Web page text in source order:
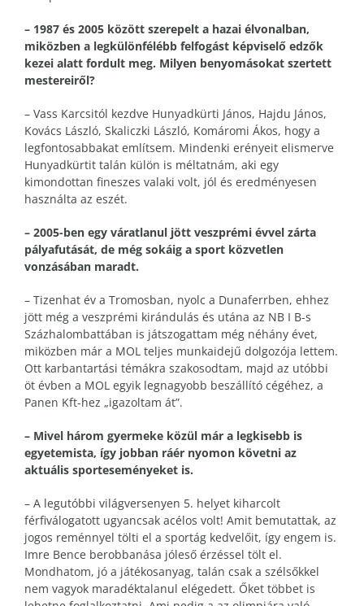
– 1987 és 2005 között szerepelt a hazai élvonalban,
miközben a legkülönfélébb felfogást képviselő edzők
kezei alatt fordult meg. Milyen benyomásokat szertett
mestereiről?
– Vass Karcsitól kezdve Hunyadkürti János, Hajdu János,
Kovács László, Skaliczki László, Komáromi Ákos, hogy a
legfontosabbakat említsem. Mindenki erényeit elismerve
Hunyadkürtit talán külön is méltatnám, aki egy
kimondottan fineszes valaki volt, jól és eredményesen
használta az eszét.
– 2005-ben egy váratlanul jött veszprémi évvel zárta
pályafutását, de még sokáig a sport közvetlen
vonzásában maradt.
– Tizenhat év a Tromosban, nyolc a Dunaferrben, ehhez
jött még a veszprémi kirándulás és utána az NB I B-s
Százhalombattában is játszogattam még néhány évet,
miközben már a MOL teljes munkaidejű dolgozója lettem.
Ott karbantartási témákra szakosodtam, majd az utóbbi
öt évben a MOL egyik legnagyobb beszállító cégéhez, a
Panen Kft-hez „igazoltam át”.
– Mivel három gyermeke közül már a legkisebb is
egyetemista, így jobban ráér nyomon követni az
aktuális sporteseményeket is.
– A legutóbbi világversenyen 5. helyet kiharcolt
férfiválogatott ugyancsak acélos volt! Amit bemutattak, az
jogos reménnyel tölti el a sportág kedvelőit, így engem is.
Imre Bence berobbanása jóleső érzéssel tölt el.
Mondhatom, jó a játékosanyag, talán csak a szélsőkkel
nem vagyok maradéktalanul elégedett. Őket többet is